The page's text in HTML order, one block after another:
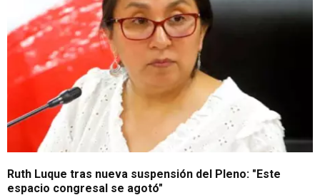
Ruth Luque tras nueva suspensión del Pleno: "Este
espacio congresal se agotó"